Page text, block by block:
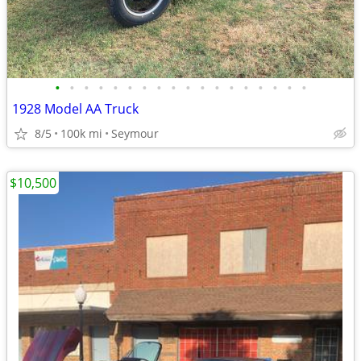
• • • • • • • • • • • • • • • • • •
1928 Model AA Truck
8/5 100k mi Seymour
$10,500